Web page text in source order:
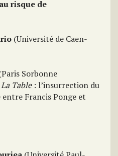
risque de
(Université de Caen-
Sorbonne
La Table: l’insurrection du
Francis Ponge et